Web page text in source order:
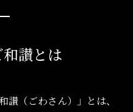
讃とは
讃（ごわさん）」とは、